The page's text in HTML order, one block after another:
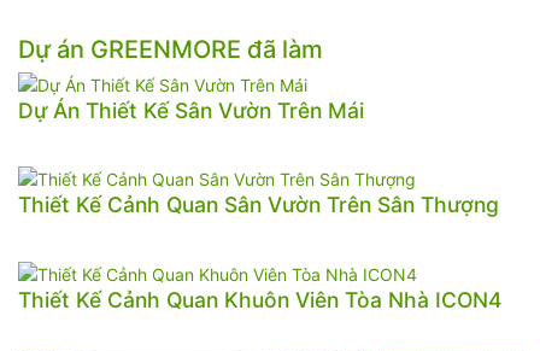
Dự án GREENMORE đã làm
Dự Án Thiết Kế Sân Vườn Trên Mái
Thiết Kế Cảnh Quan Sân Vườn Trên Sân Thượng
Thiết Kế Cảnh Quan Khuôn Viên Tòa Nhà ICON4